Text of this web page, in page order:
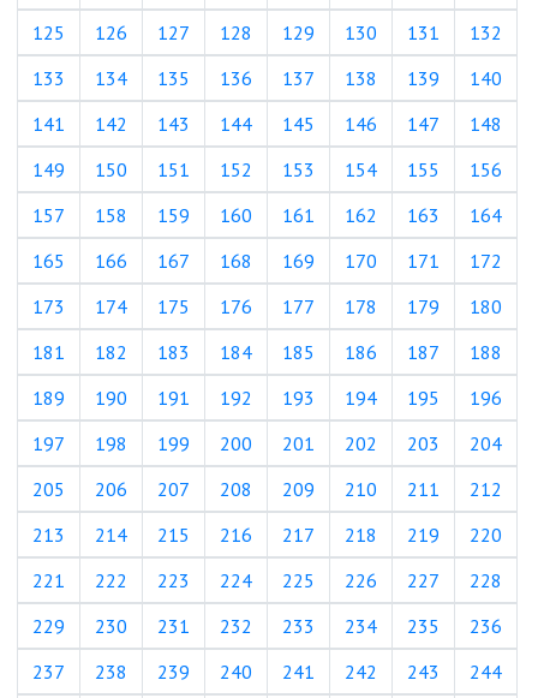
125
126 127 128 129 130 131
132
133
134 135 136 137 138 139
140
141
142 143 144 145 146 147
148
149
150 151 152 153 154 155
156
157
158 159 160 161 162 163
164
165
166 167 168 169 170 171
172
173
174 175 176 177 178 179
180
181
182 183 184 185 186 187
188
189
190 191 192 193 194 195
196
197
198 199 200 201 202 203
204
205
206 207 208 209 210 211
212
213
214 215 216 217 218 219
220
221
222 223 224 225 226 227
228
229
230 231 232 233 234 235
236
237
238 239 240 241 242 243 244